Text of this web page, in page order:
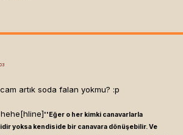
artık soda falan yokmu? :p
''Eğer o her kimki canavarlarla
yoksa kendiside bir canavara dönüşebilir. Ve